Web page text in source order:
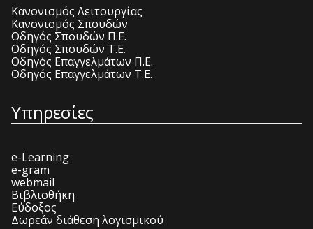
Κανονισμός Λειτουργίας
Κανονισμός Σπουδών
Οδηγός Σπουδών Π.Ε.
Οδηγός Σπουδών Τ.Ε.
Οδηγός Επαγγελμάτων Π.Ε.
Οδηγός Επαγγελμάτων Τ.Ε.
Υπηρεσίες
e-Learning
e-gram
webmail
Βιβλιοθήκη
Εύδοξος
Δωρεάν διάθεση λογισμικού